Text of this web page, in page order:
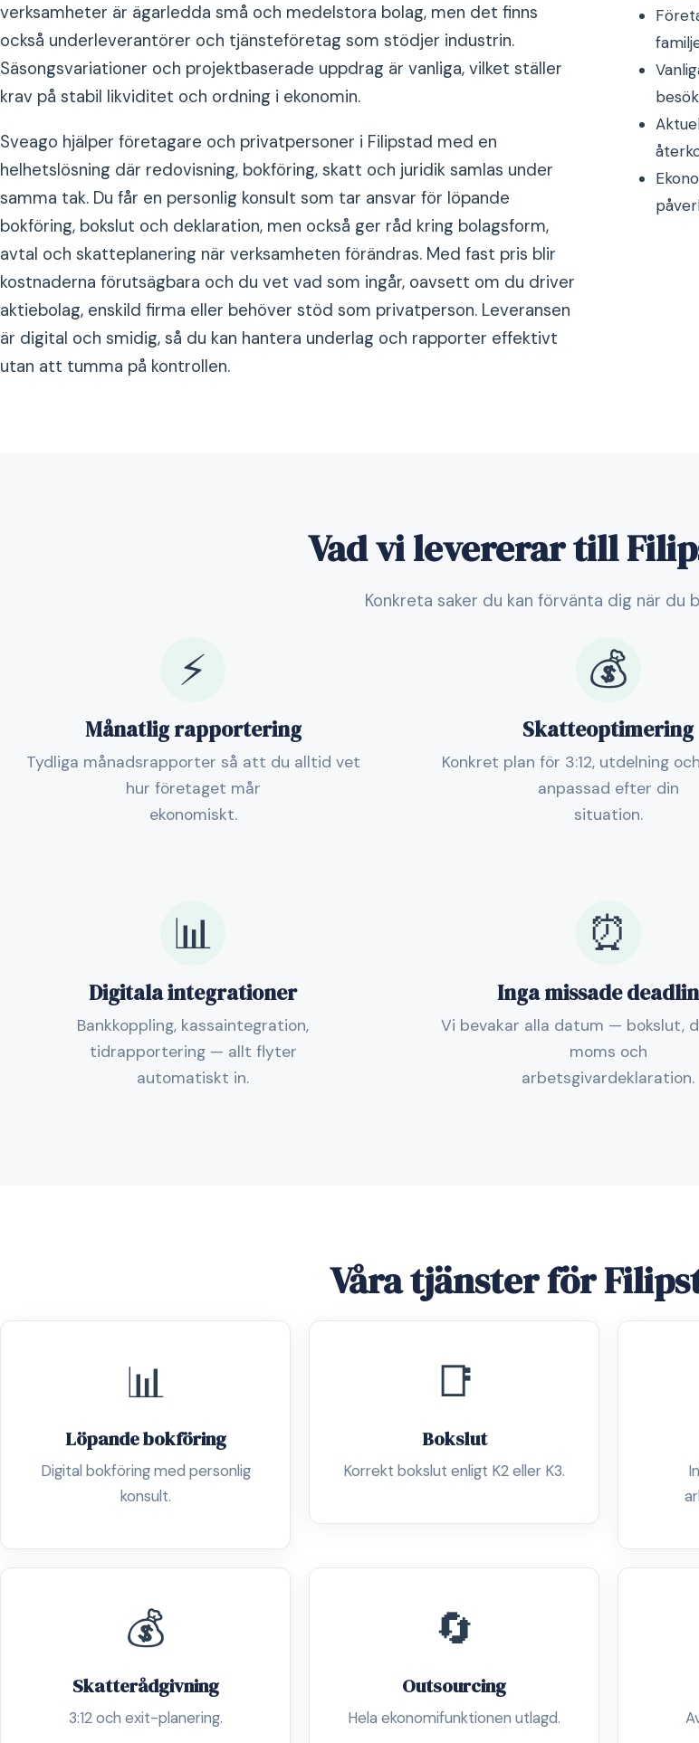
verksamheter är ägarledda små och medelstora bolag, men det finns
också underleverantörer och tjänsteföretag som stödjer industrin.
Säsongsvariationer och projektbaserade uppdrag är vanliga, vilket ställer
krav på stabil likviditet och ordning i ekonomin.
Sveago hjälper företagare och privatpersoner i Filipstad med en
helhetslösning där redovisning, bokföring, skatt och juridik samlas under
samma tak. Du får en personlig konsult som tar ansvar för löpande
bokföring, bokslut och deklaration, men också ger råd kring bolagsform,
avtal och skatteplanering när verksamheten förändras. Med fast pris blir
kostnaderna förutsägbara och du vet vad som ingår, oavsett om du driver
aktiebolag, enskild firma eller behöver stöd som privatperson. Leveransen
är digital och smidig, så du kan hantera underlag och rapporter effektivt
utan att tumma på kontrollen.
Vad vi levererar till
Konkreta saker du kan förvänta dig när du
⚡
Månatlig rapportering
Tydliga månadsrapporter så att du alltid vet
hur företaget mår
ekonomiskt.
💰
Skatteoptimering
Konkret plan för 3:12, utdelning
anpassad efter din
situation.
📊
Digitala integrationer
Bankkoppling, kassaintegration,
tidrapportering — allt flyter
automatiskt in.
⏰
Inga missade
Vi bevakar alla datum — bokslut,
moms och
arbetsgivardeklaration.
Våra tjänster för
📊
Löpande bokföring
Digital bokföring med personlig
konsult.
📑
Bokslut
Korrekt bokslut enligt K2 eller K3.
💰
Skatterådgivning
3:12 och exit-planering.
🔄
Outsourcing
Hela ekonomifunktionen utlagd.